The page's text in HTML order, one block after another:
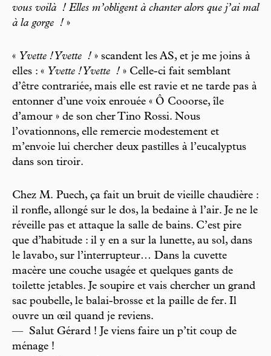
vous voilà ! Elles m’obligent à chanter alors que j’ai mal
à la gorge ! »
« Yvette ! Yvette ! » scandent les AS, et je me joins à
elles : « Yvette ! Yvette ! » Celle-ci fait semblant
d’être contrariée, mais elle est ravie et ne tarde pas à
entonner d’une voix enrouée « Ô Cooorse, île
d’amour » de son cher Tino Rossi. Nous
l’ovationnons, elle remercie modestement et
m’envoie lui chercher deux pastilles à l’eucalyptus
dans son tiroir.
Chez M. Puech, ça fait un bruit de vieille chaudière :
il ronfle, allongé sur le dos, la bedaine à l’air. Je ne le
réveille pas et attaque la salle de bains. C’est pire
que d’habitude : il y en a sur la lunette, au sol, dans
le lavabo, sur l’interrupteur… Dans la cuvette
macère une couche usagée et quelques gants de
toilette jetables. Je soupire et vais chercher un grand
sac poubelle, le balai-brosse et la paille de fer. Il
ouvre un œil quand je reviens.
— Salut Gérard ! Je viens faire un p’tit coup de
ménage !